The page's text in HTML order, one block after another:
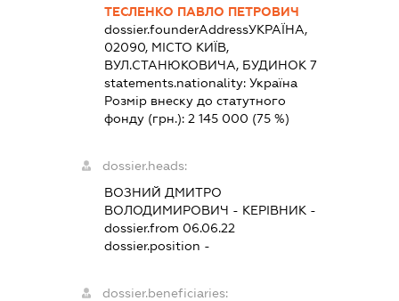
ТЕСЛЕНКО ПАВЛО ПЕТРОВИЧ
dossier.founderAddressУКРАЇНА,
02090, МІСТО КИЇВ,
ВУЛ.СТАНЮКОВИЧА, БУДИНОК 7
statements.nationality:Україна
Розмір внеску до статутного
фонду (грн.):2 145 000 (75 %)
dossier.heads:
ВОЗНИЙ ДМИТРО
ВОЛОДИМИРОВИЧ - КЕРІВНИК -
dossier.from 06.06.22
dossier.position -
dossier.beneficiaries: